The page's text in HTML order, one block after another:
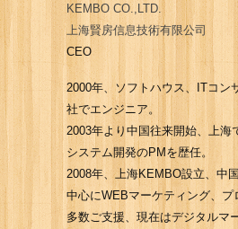
KEMBO CO.,LTD.
上海賢房信息技術有限公司
CEO
2000年、ソフトハウス、ITコン
社でエンジニア。
2003年より中国往来開始、上海
システム開発のPMを歴任。
2008年、上海KEMBO設立、中
中心にWEBマーケティング、プ
多数ご支援、現在はデジタルマ